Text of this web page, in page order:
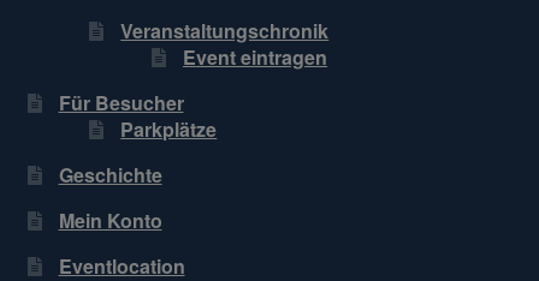
Veranstaltungschronik
Event eintragen
Für Besucher
Parkplätze
Geschichte
Mein Konto
Eventlocation